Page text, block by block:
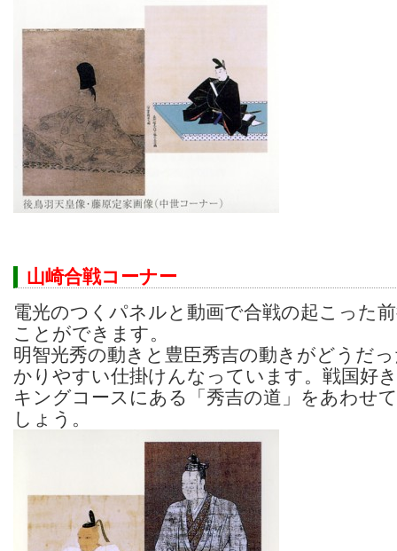
山崎合戦コーナー
電光のつくパネルと動画で合戦の起こった
ことができます。
明智光秀の動きと豊臣秀吉の動きがどうだ
かりやすい仕掛けんなっています。戦国好
キングコースにある「秀吉の道」をあわせ
しょう。